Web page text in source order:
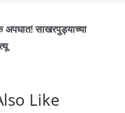
अपघात! साखरपुड्याच्या
Like